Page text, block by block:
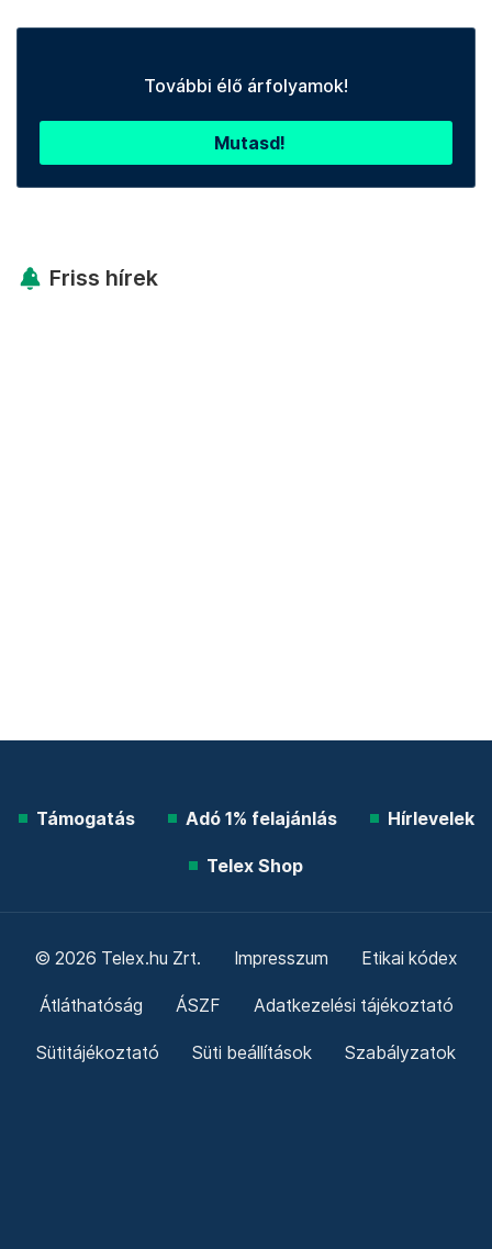
További élő árfolyamok!
Mutasd!
Friss hírek
Támogatás Adó 1% felajánlás Hírlevelek
Telex Shop
© 2026 Telex.hu Zrt. Impresszum Etikai kódex
Átláthatóság ÁSZF Adatkezelési tájékoztató
Sütitájékoztató Süti beállítások Szabályzatok